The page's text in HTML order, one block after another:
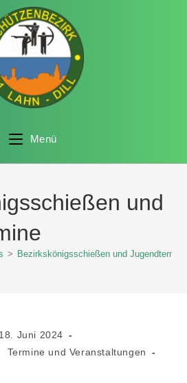
Menü
und
> Bezirkskönigsschießen und
18. Juni 2024
Termine und Veranstaltungen